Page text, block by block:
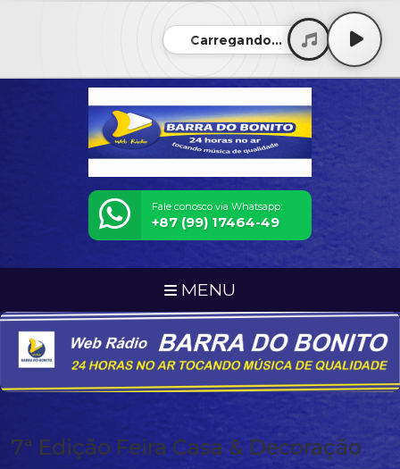
Carregando...
Fale conosco via Whatsapp:
+87 (99) 17464-49
MENU
7ª Edição Feira Casa & Decoração